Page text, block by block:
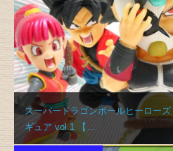
スーパードラゴンボールヒーロー
ギュア vol.1 【…